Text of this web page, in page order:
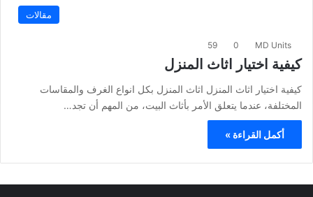
مقالات
MD Units
0
59
كيفية اختيار اثاث المنزل
كيفية اختيار اثاث المنزل اثاث المنزل بكل انواع الغرف والمقاسات
المختلفة، عندما يتعلق الأمر بأثاث البيت، من المهم أن تجد…
أكمل القراءة »